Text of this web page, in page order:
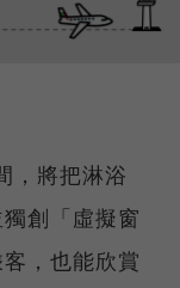
，將把淋浴
創「虛擬窗
，也能欣賞